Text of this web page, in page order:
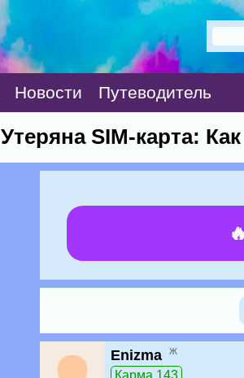
Новости Путеводитель
Утеряна SIM-карта:
Enizma ж
Карма 143